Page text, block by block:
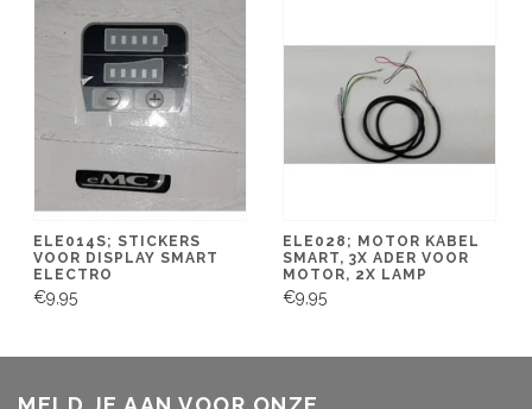
ELE014S; STICKERS
VOOR DISPLAY SMART
ELECTRO
€9,95
ELE028; MOTOR KABEL
SMART, 3X ADER VOOR
MOTOR, 2X LAMP
€9,95